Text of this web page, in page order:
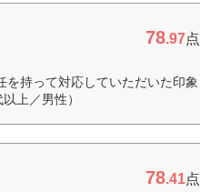
78.97点
持って対応していただいた印象
上／男性）
78.41点